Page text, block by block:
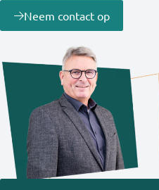
Neem contact op